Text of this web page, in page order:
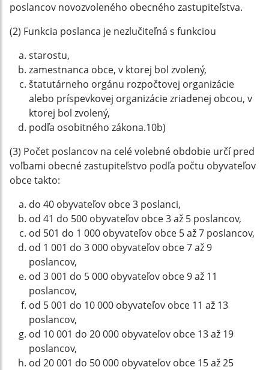
poslancov novozvoleného obecného zastupiteľstva.
(2) Funkcia poslanca je nezlučiteľná s funkciou
starostu,
zamestnanca obce, v ktorej bol zvolený,
štatutárneho orgánu rozpočtovej organizácie
alebo príspevkovej organizácie zriadenej obcou, v
ktorej bol zvolený,
podľa osobitného zákona.10b)
(3) Počet poslancov na celé volebné obdobie určí pred
voľbami obecné zastupiteľstvo podľa počtu obyvateľov
obce takto:
do 40 obyvateľov obce 3 poslanci,
od 41 do 500 obyvateľov obce 3 až 5 poslancov,
od 501 do 1 000 obyvateľov obce 5 až 7 poslancov,
od 1 001 do 3 000 obyvateľov obce 7 až 9
poslancov,
od 3 001 do 5 000 obyvateľov obce 9 až 11
poslancov,
od 5 001 do 10 000 obyvateľov obce 11 až 13
poslancov,
od 10 001 do 20 000 obyvateľov obce 13 až 19
poslancov,
od 20 001 do 50 000 obyvateľov obce 15 až 25